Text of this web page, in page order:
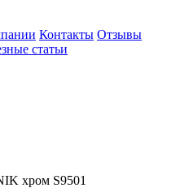
Контакты Отзывы
статьи
хром S9501